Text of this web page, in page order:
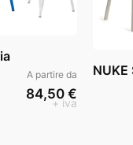
A partire da
84,50 €
+ iva